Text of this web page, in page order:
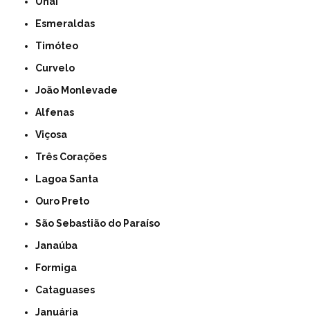
Esmeraldas
Timóteo
Curvelo
João Monlevade
Alfenas
Viçosa
Três Corações
Lagoa Santa
Ouro Preto
São Sebastião do Paraíso
Janaúba
Formiga
Cataguases
Januária